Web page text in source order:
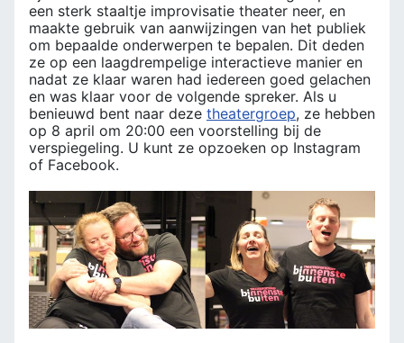
een sterk staaltje improvisatie theater neer, en
maakte gebruik van aanwijzingen van het publiek
om bepaalde onderwerpen te bepalen. Dit deden
ze op een laagdrempelige interactieve manier en
nadat ze klaar waren had iedereen goed gelachen
en was klaar voor de volgende spreker. Als u
benieuwd bent naar deze theatergroep, ze hebben
op 8 april om 20:00 een voorstelling bij de
verspiegeling. U kunt ze opzoeken op Instagram
of Facebook.